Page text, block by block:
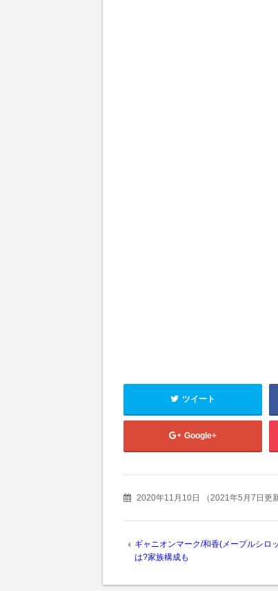
ツイート
Google+
2020年11月10日 （2021年5月7日更
ギャニオンマーク/和香(メープルシロ
は?家族構成も